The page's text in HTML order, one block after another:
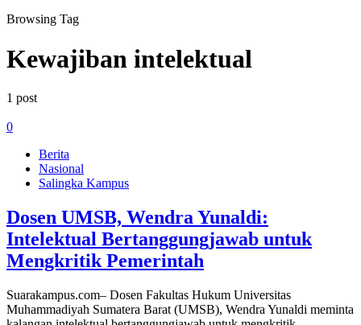
Browsing Tag
Kewajiban intelektual
1 post
0
Berita
Nasional
Salingka Kampus
Dosen UMSB, Wendra Yunaldi:
Intelektual Bertanggungjawab untuk
Mengkritik Pemerintah
Suarakampus.com– Dosen Fakultas Hukum Universitas
Muhammadiyah Sumatera Barat (UMSB), Wendra Yunaldi meminta